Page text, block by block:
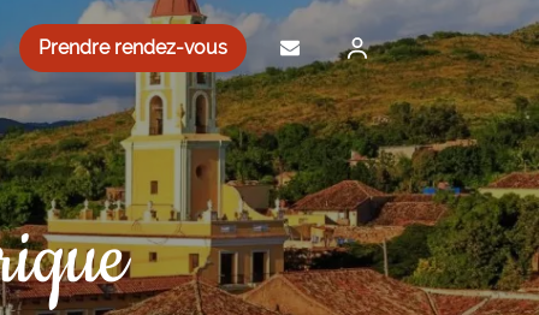
Prendre rendez-vous